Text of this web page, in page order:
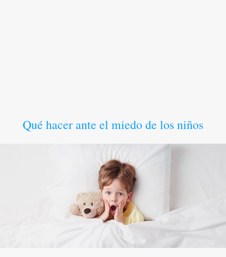
Qué hacer ante el miedo de los niños